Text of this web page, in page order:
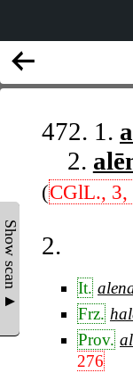
Show scan ▲
472. 1.
2.
(CGlL., 3,
2.
It.
Frz.
Prov.
276